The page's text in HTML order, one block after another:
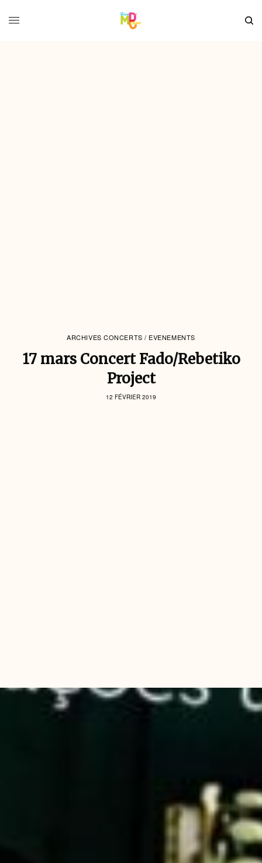
ARCHIVES CONCERTS / EVENEMENTS
17 mars Concert Fado/Rebetiko
Project
12 FÉVRIER 2019